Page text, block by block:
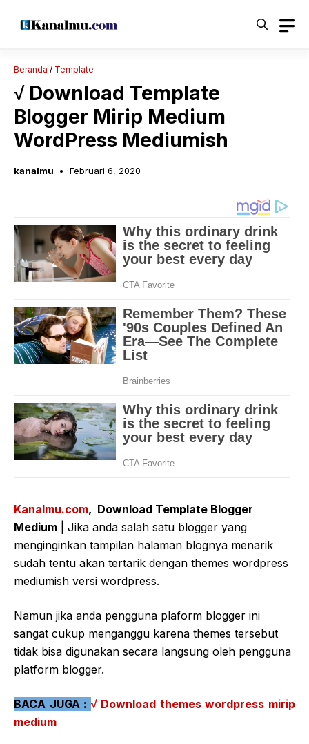
Beranda / Template
√ Download Template
Blogger Mirip Medium
WordPress Mediumish
kanalmu Februari 6, 2020
Kanalmu.com, Download Template Blogger
Medium | Jika anda salah satu blogger yang
menginginkan tampilan halaman blognya menarik
sudah tentu akan tertarik dengan themes wordpress
mediumish versi wordpress.
Namun jika anda pengguna plaform blogger ini
sangat cukup menganggu karena themes tersebut
tidak bisa digunakan secara langsung oleh pengguna
platform blogger.
BACA JUGA : √ Download themes wordpress mirip
medium